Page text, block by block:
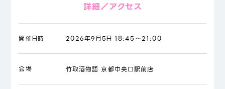
詳細／アクセス
開催日時 2026年9月5日 18:45～21:00
会場 竹取酒物語 京都中央口駅前店